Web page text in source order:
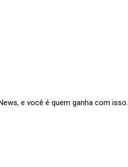
e você é quem ganha com isso.